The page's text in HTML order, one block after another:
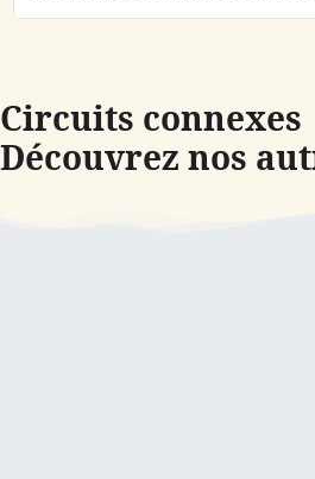
Circuits connexes
Découvrez nos